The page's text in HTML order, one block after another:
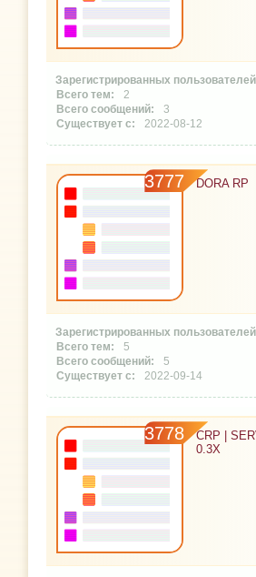
2
3
2022-08-12
3777 DORA RP
5
5
2022-09-14
3778
CRP |
0.3X